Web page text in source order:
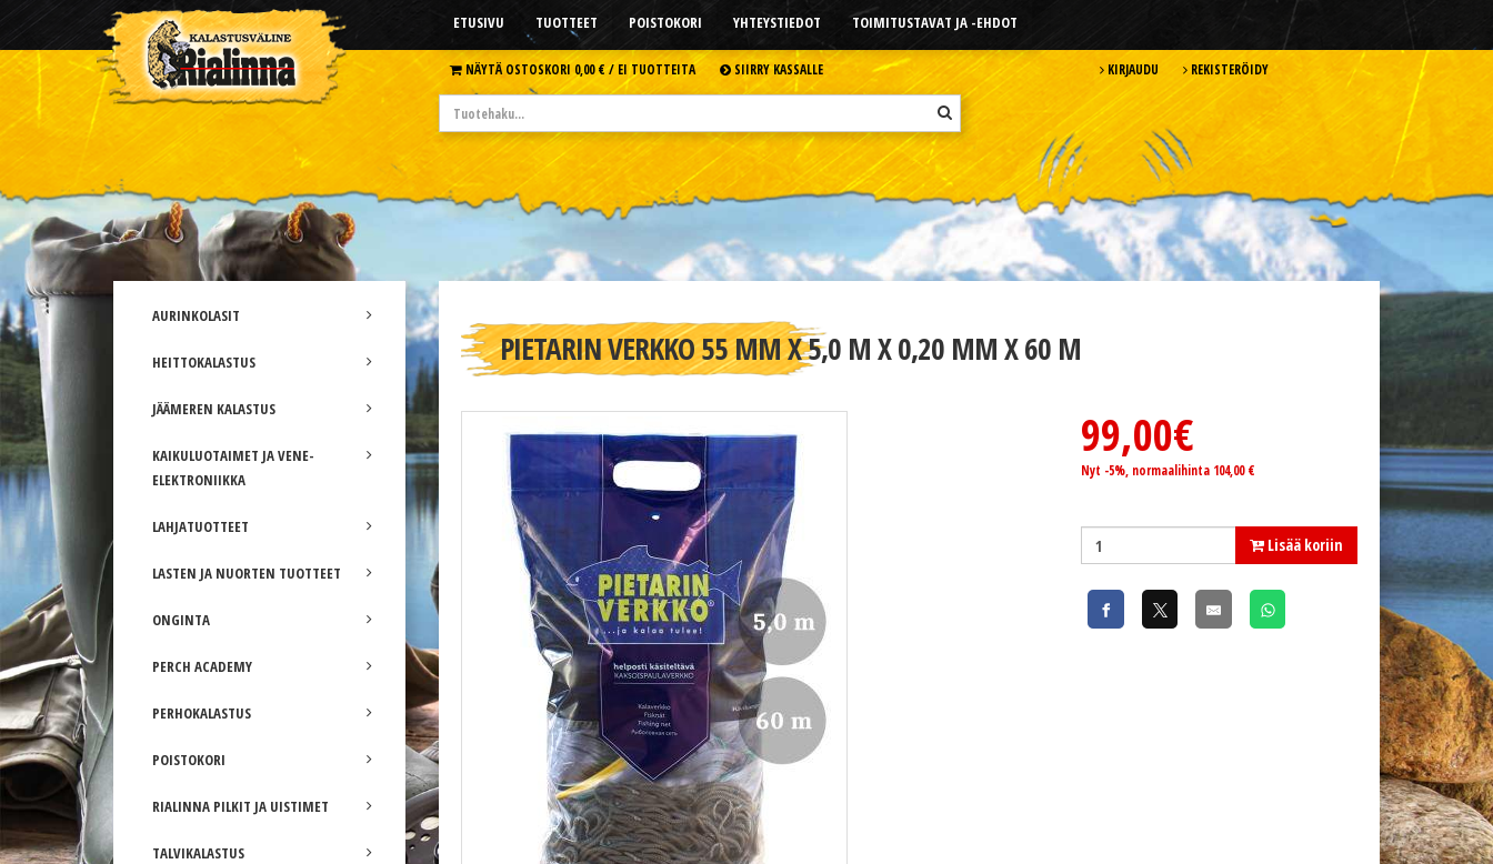
ETUSIVU TUOTTEET POISTOKORI YHTEYSTIEDOT TOIMITUSTAVAT JA -EHDOT
NÄYTÄ OSTOSKORI 0,00 € /EI TUOTTEITA SIIRRY KASSALLE KIRJAUDU REKISTERÖIDY
AURINKOLASIT
HEITTOKALASTUS
JÄÄMEREN KALASTUS
KAIKULUOTAIMET JA VENE-
ELEKTRONIIKKA
LAHJATUOTTEET
LASTEN JA NUORTEN TUOTTEET
ONGINTA
PERCH ACADEMY
PERHOKALASTUS
POISTOKORI
RIALINNA PILKIT JA UISTIMET
TALVIKALASTUS
PIETARIN VERKKO 55 MM X 5,0 M X 0,20 MM X 60 M
99,00€
Nyt -5%, normaalihinta 104,00 €
Lisää koriin